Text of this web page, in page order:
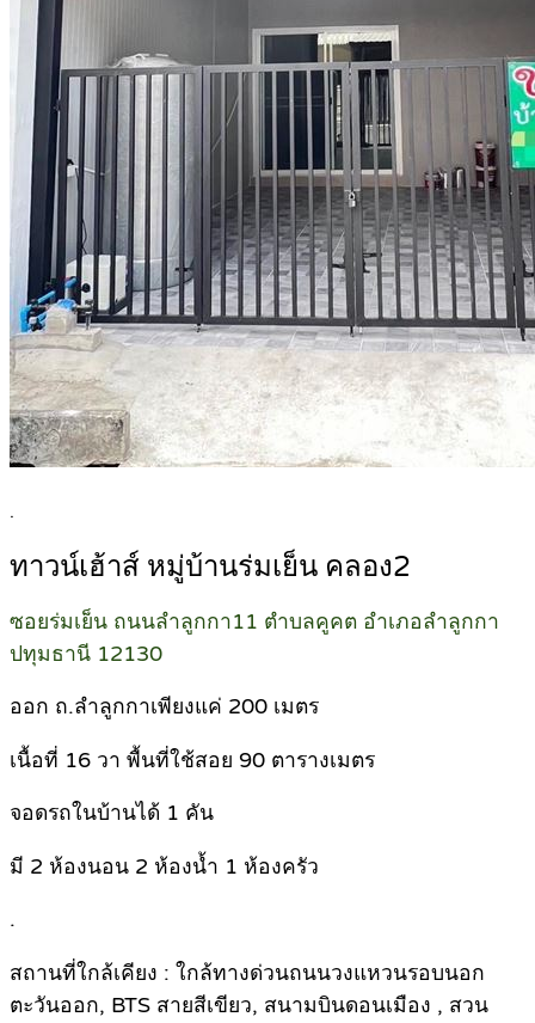
.
ทาวน์เฮ้าส์ หมู่บ้านร่มเย็น คลอง2
ซอยร่มเย็น ถนนลำลูกกา11 ตำบลคูคต อำเภอลำลูกกา
ปทุมธานี 12130
ออก ถ.ลำลูกกาเพียงแค่ 200 เมตร
เนื้อที่ 16 วา พื้นที่ใช้สอย 90 ตารางเมตร
จอดรถในบ้านได้ 1 คัน
มี 2 ห้องนอน 2 ห้องน้ำ 1 ห้องครัว
.
สถานที่ใกล้เคียง : ใกล้ทางด่วนถนนวงแหวนรอบนอก
ตะวันออก, BTS สายสีเขียว, สนามบินดอนเมือง , สวน